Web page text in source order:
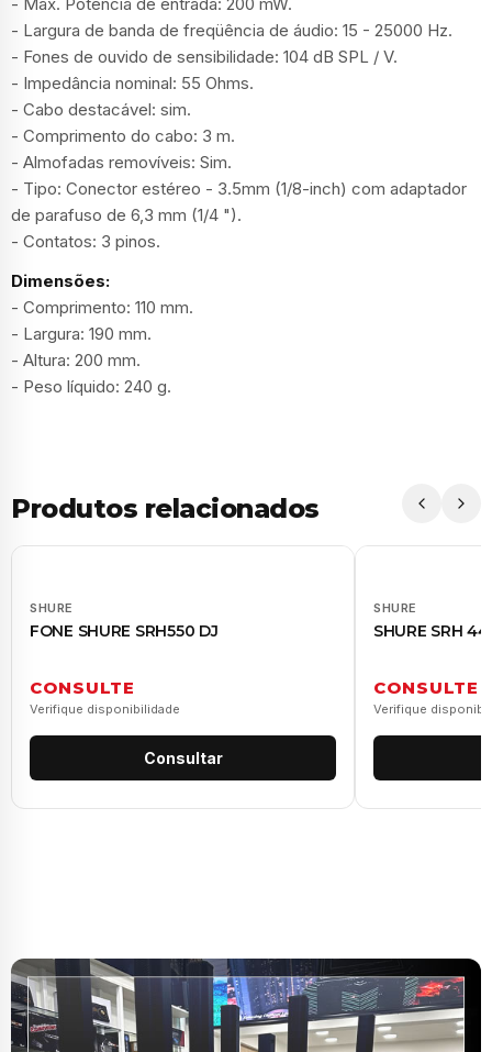
- Largura de banda de freqüência de áudio: 15 - 25000 Hz.
- Fones de ouvido de sensibilidade: 104 dB SPL / V.
- Impedância nominal: 55 Ohms.
- Cabo destacável: sim.
- Comprimento do cabo: 3 m.
- Almofadas removíveis: Sim.
- Tipo: Conector estéreo - 3.5mm (1/8-inch) com adaptador
de parafuso de 6,3 mm (1/4 ").
- Contatos: 3 pinos.
Dimensões:
- Comprimento: 110 mm.
- Largura: 190 mm.
- Altura: 200 mm.
- Peso líquido: 240 g.
Produtos relacionados
SHURE
FONE SHURE SRH550 DJ
CONSULTE
Verifique disponibilidade
Consultar
SHURE
SHURE SRH
CONSULTE
Verifique